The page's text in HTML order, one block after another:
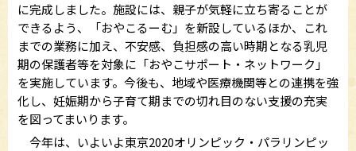
に完成しました。施設には、親子が気軽に立ち寄ることが
できるよう、「おやこるーむ」を新設しているほか、これ
までの業務に加え、不安感、負担感の高い時期となる乳児
期の保護者等を対象に「おやこサポート・ネットワーク」
を実施しています。今後も、地域や医療機関等との連携を強
化し、妊娠期から子育て期までの切れ目のない支援の充実
を図ってまいります。
今年は、いよいよ東京2020オリンピック・パラリンピッ